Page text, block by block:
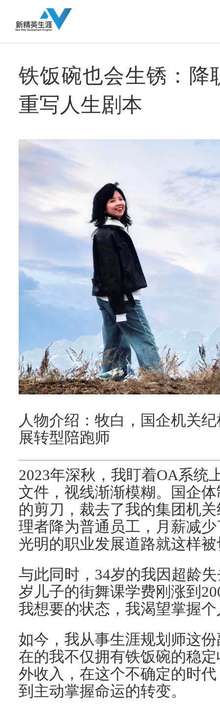
铁饭碗也会生锈：降
重写人生剧本
人物介绍：牧白，国企机关
展转型陪跑师
2023年深秋，我盯着OA系统
文件，视线渐渐模糊。国企
的剪刀，裁去了我的集团机
理者降为普通员工，月薪减
光明的职业发展道路就这样
与此同时，34岁的我因超龄
岁儿子的街舞课学费刚涨到
我想要的状态，我渴望掌握
如今，我从事生涯规划师这
在的我不仅拥有铁饭碗的稳
外收入，在这个不确定的时
到主动掌握命运的转变。